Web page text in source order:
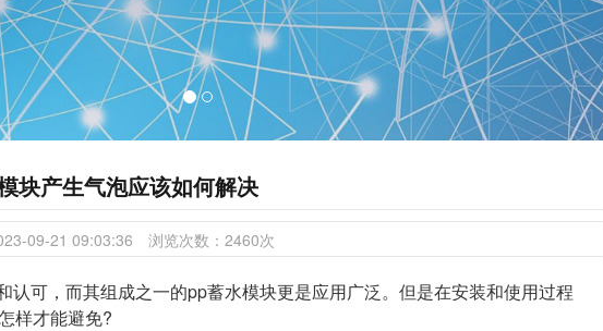
块产生气泡应该如何解决
09-21 09:03:36 浏览次数： 2460次
可，而其组成之一的pp蓄水模块更是应用广泛。但是在安装和使用过程
样才能避免?